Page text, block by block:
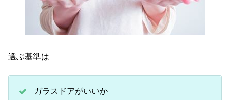
選ぶ基準は
ガラスドアがいいか